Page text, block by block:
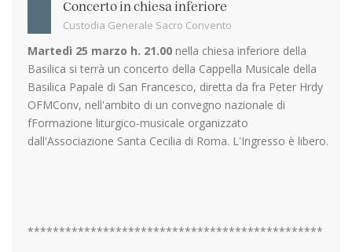
Concerto in chiesa inferiore
Custodia Generale Sacro Convento
Martedì 25 marzo h. 21.00 nella chiesa inferiore della
Basilica si terrà un concerto della Cappella Musicale della
Basilica Papale di San Francesco, diretta da fra Peter Hrdy
OFMConv, nell'ambito di un convegno nazionale di
fFormazione liturgico-musicale organizzato
dall'Associazione Santa Cecilia di Roma. L'Ingresso è libero.
***********************************************